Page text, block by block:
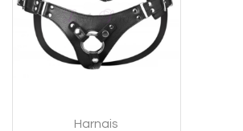
Harnais